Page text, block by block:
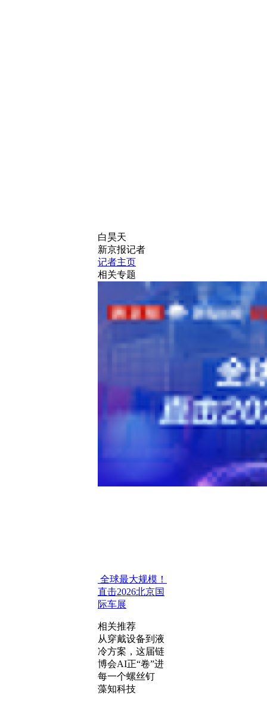
白昊天
新京报记者
记者主页
相关专题
全球最大规模！
直击2026北京国
际车展
相关推荐
从穿戴设备到液
冷方案，这届链
博会AI正“卷”进
每一个螺丝钉
藻知科技